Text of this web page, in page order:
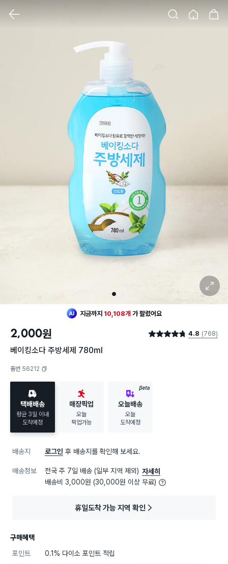
1
확대 보기
지금까지 10,108개 가팔렸어요
2,000원 별점 4.8점 4.8 (768)
베이킹소다 주방세제 780ml
품번 56212
택배배송
평균 3일 이내
도착예정
매장픽업
오늘
픽업가능
BETA
오늘배송
오늘
도착예정
배송지 로그인 후 배송지를 확인해 보세요.
배송정보 전국 주 7일 배송 (일부 지역 제외) 자세히
배송비 3,000원 (30,000원 이상 무료)
휴일도착 가능 지역 확인
구매혜택
포인트
0.1% 다이소 포인트 적립